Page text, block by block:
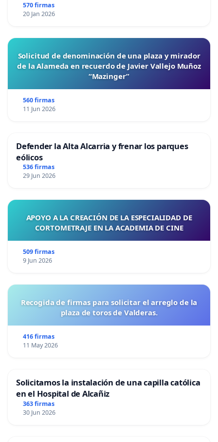
570 firmas
20 Jan 2026
Solicitud de denominación de una plaza y mirador
de la Alameda en recuerdo de Javier Vallejo Muñoz
“Mazinger”
560 firmas
11 Jun 2026
Defender la Alta Alcarria y frenar los parques
eólicos
536 firmas
29 Jun 2026
APOYO A LA CREACIÓN DE LA ESPECIALIDAD DE
CORTOMETRAJE EN LA ACADEMIA DE CINE
509 firmas
9 Jun 2026
Recogida de firmas para solicitar el arreglo de la
plaza de toros de Valderas.
416 firmas
11 May 2026
Solicitamos la instalación de una capilla católica
en el Hospital de Alcañiz
363 firmas
30 Jun 2026